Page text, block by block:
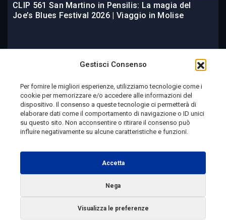
Gestisci Consenso
Per fornire le migliori esperienze, utilizziamo tecnologie come i
cookie per memorizzare e/o accedere alle informazioni del
dispositivo. Il consenso a queste tecnologie ci permetterà di
elaborare dati come il comportamento di navigazione o ID unici
su questo sito. Non acconsentire o ritirare il consenso può
influire negativamente su alcune caratteristiche e funzioni.
Accetta
Nega
Visualizza le preferenze
CLIP 561 San Martino in Pensilis: La magia del
Joe’s Blues Festival 2026 | Viaggio in Molise
Telemolise - reg. Tribunale di Campobasso n. 133 del
10/08/1982 - Direttore Responsabile:MANUELA
PETESCIA
Campobasso n. 224 del 4/5/1996 - Direttore Responsabile:
Radio Tele Molise s.r.l. - P.IVA 00213640709